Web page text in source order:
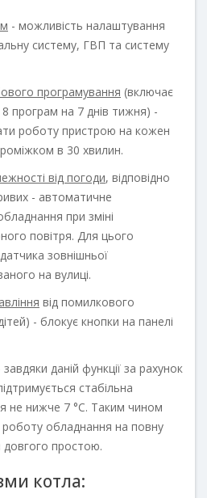
- можливість налаштування
систему, ГВП та систему
програмування (включає
8 програм на 7 днів тижня) -
роботу пристрою на кожен
в 30 хвилин.
від погоди, відповідно
- автоматичне
при зміні
повітря. Для цього
зовнішньої
на вулиці.
від помилкового
- блокує кнопки на панелі
завдяки даній функції за рахунок
стабільна
не нижче 7 °С. Таким чином
обладнання на повну
довгого простою.
котла: